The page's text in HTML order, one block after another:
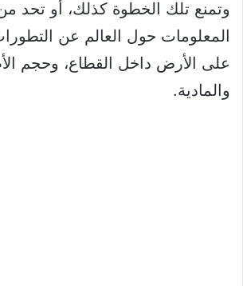
وتمنع تلك الخطوة كذلك، أو تحد
المعلومات حول العالم عن
على الأرض داخل القطاع، وحجم
والمادية.